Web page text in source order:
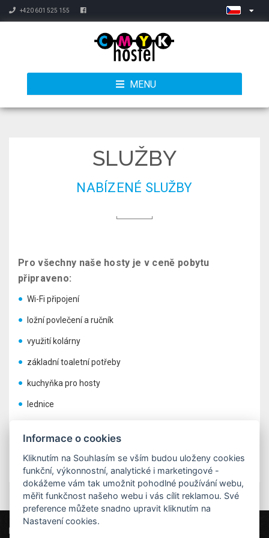
+420 601 525 155
MENU
SLUŽBY
NABÍZENÉ SLUŽBY
Pro všechny naše hosty je v ceně pobytu
připraveno:
Wi-Fi připojení
ložní povlečení a ručník
využití kolárny
základní toaletní potřeby
kuchyňka pro hosty
lednice
Za poplatek si můžete nabídnout:
minibar na soukromých pokojích
Informace o cookies
Kliknutím na Souhlasím se vším budou uloženy cookies
funkční, výkonnostní, analytické i marketingové -
dokážeme vám tak umožnit pohodlné používání webu,
měřit funkčnost našeho webu i vás cílit reklamou. Své
preference můžete snadno upravit kliknutím na
Nastavení cookies.